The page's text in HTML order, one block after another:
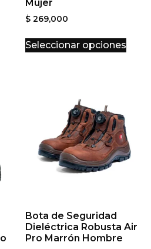
Mujer
$ 269,000
Seleccionar opciones
Bota de Seguridad
Dieléctrica Robusta Air
Pro Marrón Hombre